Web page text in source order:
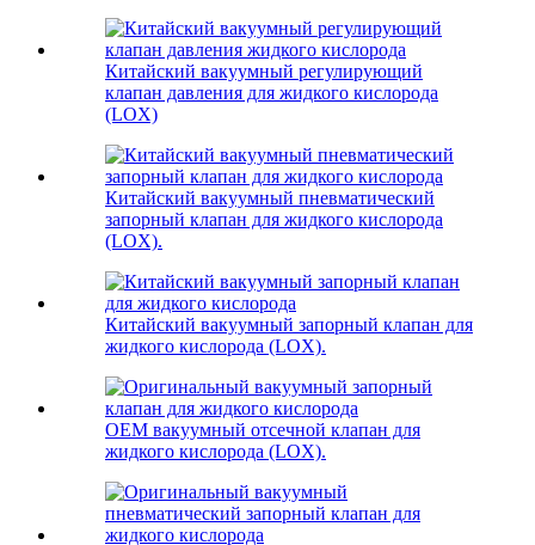
Китайский вакуумный регулирующий
клапан давления для жидкого кислорода
(LOX)
Китайский вакуумный пневматический
запорный клапан для жидкого кислорода
(LOX).
Китайский вакуумный запорный клапан для
жидкого кислорода (LOX).
OEM вакуумный отсечной клапан для
жидкого кислорода (LOX).